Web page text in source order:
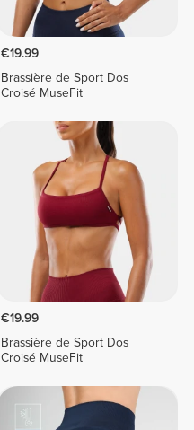
€19.99
Brassière de Sport Dos
Croisé MuseFit
€19.99
Brassière de Sport Dos
Croisé MuseFit